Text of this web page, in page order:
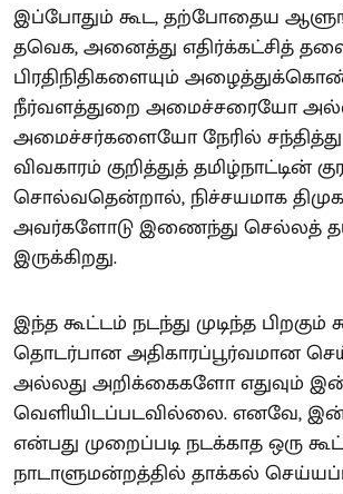
இப்போதும் கூட, தற்போதைய
தவெக, அனைத்து எதிர்க்கட்சித்
பிரதிநிதிகளையும்
நீர்வளத்துறை அமைச்சரையோ
அமைச்சர்களையோ நேரில் சந்தித்து
விவகாரம் குறித்துத் தமிழ்நாட்டின்
சொல்வதென்றால், நிச்சயமாக
அவர்களோடு இணைந்து செல்லத்
இருக்கிறது.
இந்த கூட்டம் நடந்து முடிந்த பிறகும்
தொடர்பான அதிகாரப்பூர்வமான
அல்லது அறிக்கைகளோ எதுவும்
வெளியிடப்படவில்லை. எனவே,
என்பது முறைப்படி நடக்காத ஒரு
நாடாளுமன்றத்தில் தாக்கல்